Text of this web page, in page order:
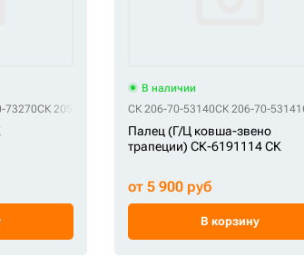
73270СК 205-70-73270NKСК 22U-70-11672СК 22U-70-
В наличии
СК 206-70-53140СК 206-70-53141
Палец (Г/Ц ковша-звено
трапеции) СК-6191114 СК
от 5 900 руб
В корзину